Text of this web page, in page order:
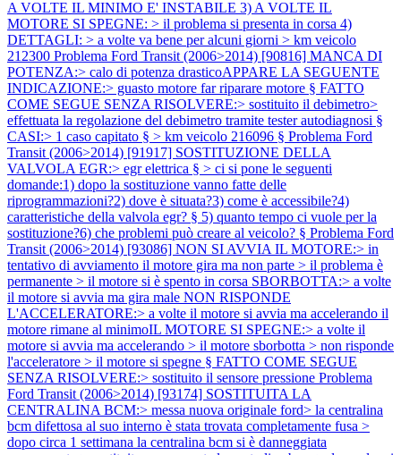
A VOLTE IL MINIMO E' INSTABILE 3) A VOLTE IL
MOTORE SI SPEGNE: > il problema si presenta in corsa 4)
DETTAGLI: > a volte va bene per alcuni giorni > km veicolo
212300 Problema Ford Transit (2006>2014) [90816] MANCA DI
POTENZA:> calo di potenza drasticoAPPARE LA SEGUENTE
INDICAZIONE:> guasto motore far riparare motore § FATTO
COME SEGUE SENZA RISOLVERE:> sostituito il debimetro>
effettuata la regolazione del debimetro tramite tester autodiagnosi §
CASI:> 1 caso capitato § > km veicolo 216096 § Problema Ford
Transit (2006>2014) [91917] SOSTITUZIONE DELLA
VALVOLA EGR:> egr elettrica § > ci si pone le seguenti
domande:1) dopo la sostituzione vanno fatte delle
riprogrammazioni?2) dove è situata?3) come è accessibile?4)
caratteristiche della valvola egr? § 5) quanto tempo ci vuole per la
sostituzione?6) che problemi può creare al veicolo? § Problema Ford
Transit (2006>2014) [93086] NON SI AVVIA IL MOTORE:> in
tentativo di avviamento il motore gira ma non parte > il problema è
permanente > il motore si è spento in corsa SBORBOTTA:> a volte
il motore si avvia ma gira male NON RISPONDE
L'ACCELERATORE:> a volte il motore si avvia ma accelerando il
motore rimane al minimoIL MOTORE SI SPEGNE:> a volte il
motore si avvia ma accelerando > il motore sborbotta > non risponde
l'acceleratore > il motore si spegne § FATTO COME SEGUE
SENZA RISOLVERE:> sostituito il sensore pressione Problema
Ford Transit (2006>2014) [93174] SOSTITUITA LA
CENTRALINA BCM:> messa nuova originale ford> la centralina
bcm difettosa al suo interno è stata trovata completamente fusa >
dopo circa 1 settimana la centralina bcm si è danneggiata